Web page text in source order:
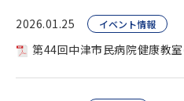
2026.01.25 イベント情報
第44回中津市民病院健康教